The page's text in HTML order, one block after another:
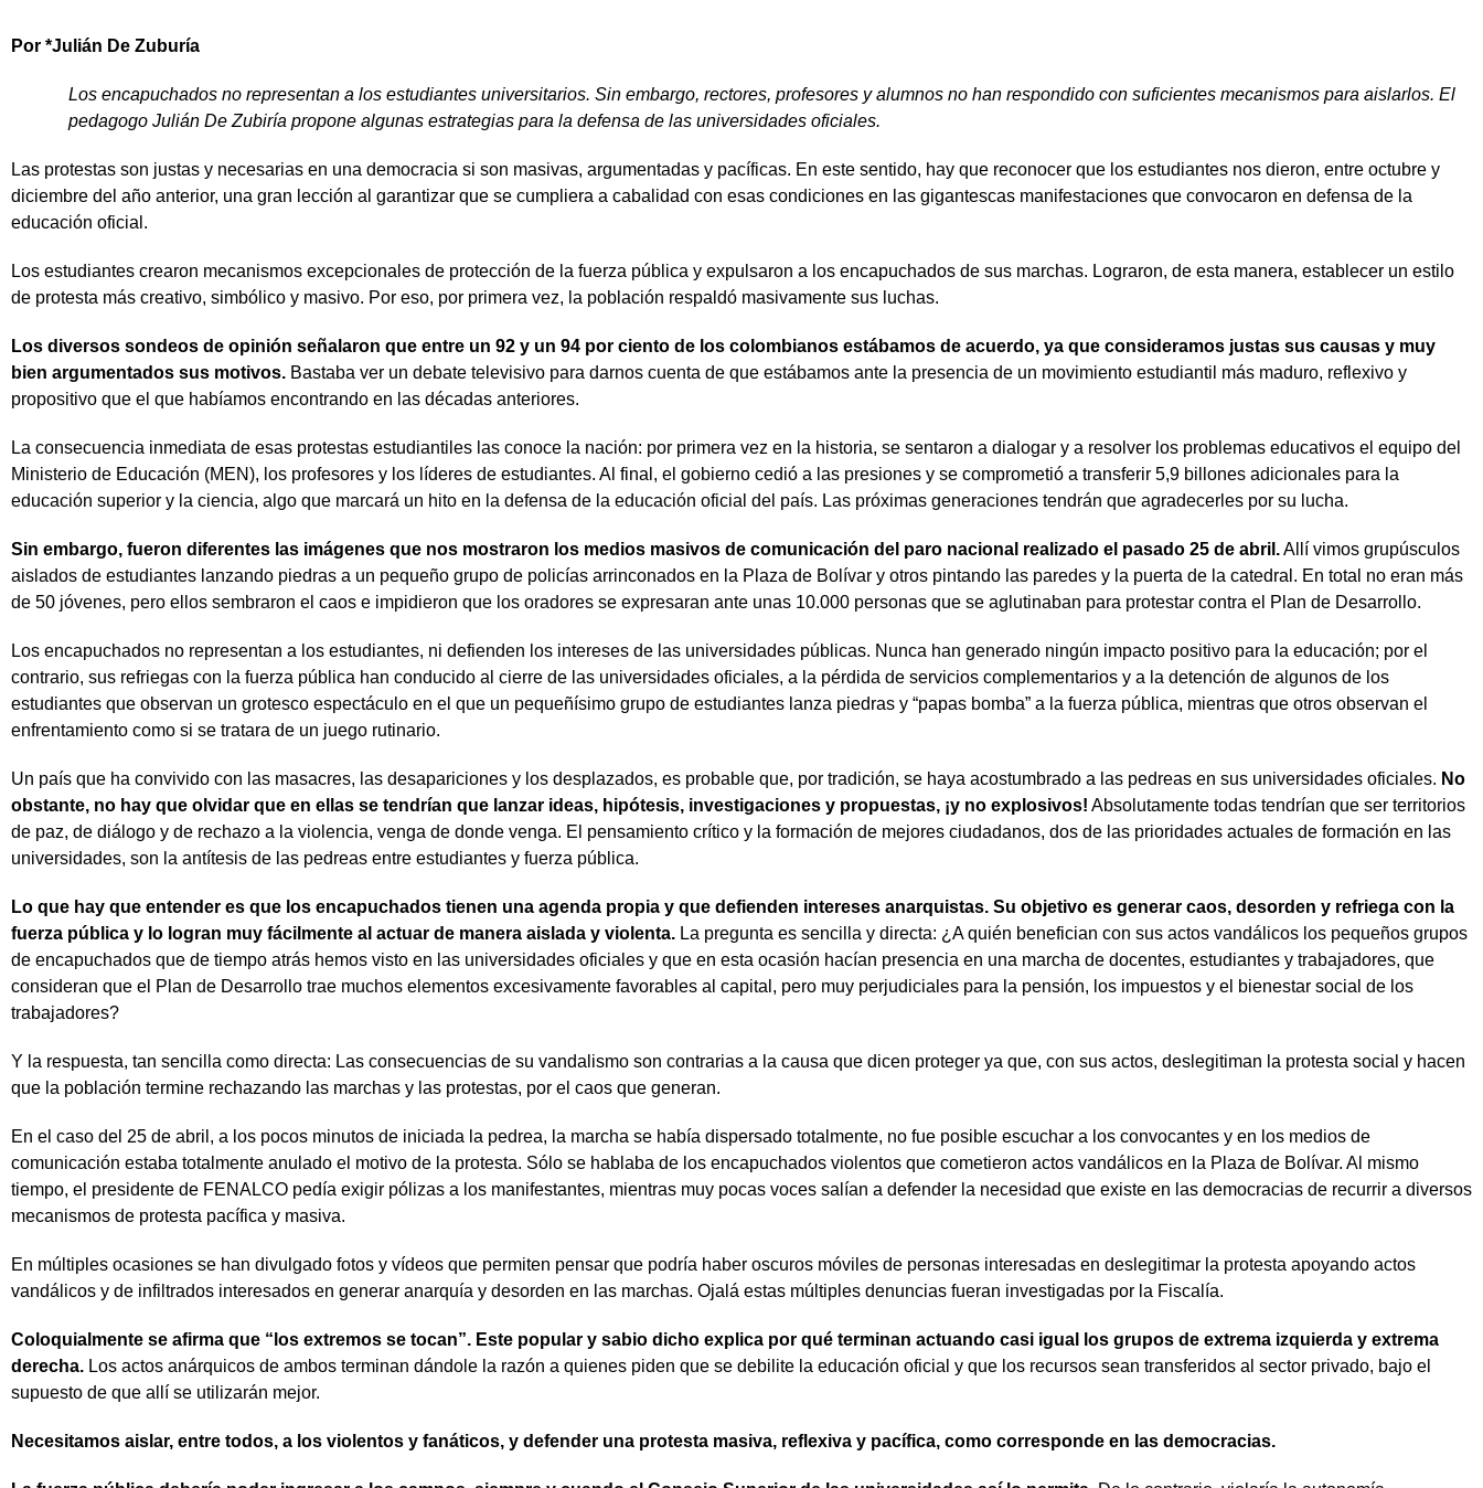
navegación
Por *Julián De Zuburía
Los encapuchados no representan a los estudiantes universitarios. Sin embargo, rectores, profesores y alumnos no han respondido con suficientes mecanismos para aislarlos. El
pedagogo Julián De Zubiría propone algunas estrategias para la defensa de las universidades oficiales.
Las protestas son justas y necesarias en una democracia si son masivas, argumentadas y pacíficas. En este sentido, hay que reconocer que los estudiantes nos dieron, entre octubre y
diciembre del año anterior, una gran lección al garantizar que se cumpliera a cabalidad con esas condiciones en las gigantescas manifestaciones que convocaron en defensa de la
educación oficial.
Los estudiantes crearon mecanismos excepcionales de protección de la fuerza pública y expulsaron a los encapuchados de sus marchas. Lograron, de esta manera, establecer un estilo
de protesta más creativo, simbólico y masivo. Por eso, por primera vez, la población respaldó masivamente sus luchas.
Los diversos sondeos de opinión señalaron que entre un 92 y un 94 por ciento de los colombianos estábamos de acuerdo, ya que consideramos justas sus causas y muy
bien argumentados sus motivos. Bastaba ver un debate televisivo para darnos cuenta de que estábamos ante la presencia de un movimiento estudiantil más maduro, reflexivo y
propositivo que el que habíamos encontrando en las décadas anteriores.
La consecuencia inmediata de esas protestas estudiantiles las conoce la nación: por primera vez en la historia, se sentaron a dialogar y a resolver los problemas educativos el equipo del
Ministerio de Educación (MEN), los profesores y los líderes de estudiantes. Al final, el gobierno cedió a las presiones y se comprometió a transferir 5,9 billones adicionales para la
educación superior y la ciencia, algo que marcará un hito en la defensa de la educación oficial del país. Las próximas generaciones tendrán que agradecerles por su lucha.
Sin embargo, fueron diferentes las imágenes que nos mostraron los medios masivos de comunicación del paro nacional realizado el pasado 25 de abril.Allí vimos grupúsculos
aislados de estudiantes lanzando piedras a un pequeño grupo de policías arrinconados en la Plaza de Bolívar y otros pintando las paredes y la puerta de la catedral. En total no eran más
de 50 jóvenes, pero ellos sembraron el caos e impidieron que los oradores se expresaran ante unas 10.000 personas que se aglutinaban para protestar contra el Plan de Desarrollo.
Los encapuchados no representan a los estudiantes, ni defienden los intereses de las universidades públicas. Nunca han generado ningún impacto positivo para la educación; por el
contrario, sus refriegas con la fuerza pública han conducido al cierre de las universidades oficiales, a la pérdida de servicios complementarios y a la detención de algunos de los
estudiantes que observan un grotesco espectáculo en el que un pequeñísimo grupo de estudiantes lanza piedras y “papas bomba” a la fuerza pública, mientras que otros observan el
enfrentamiento como si se tratara de un juego rutinario.
Un país que ha convivido con las masacres, las desapariciones y los desplazados, es probable que, por tradición, se haya acostumbrado a las pedreas en sus universidades oficiales. No
obstante, no hay que olvidar que en ellas se tendrían que lanzar ideas, hipótesis, investigaciones y propuestas, ¡y no explosivos! Absolutamente todas tendrían que ser territorios
de paz, de diálogo y de rechazo a la violencia, venga de donde venga. El pensamiento crítico y la formación de mejores ciudadanos, dos de las prioridades actuales de formación en las
universidades, son la antítesis de las pedreas entre estudiantes y fuerza pública.
Lo que hay que entender es que los encapuchados tienen una agenda propia y que defienden intereses anarquistas. Su objetivo es generar caos, desorden y refriega con la
fuerza pública y lo logran muy fácilmente al actuar de manera aislada y violenta. La pregunta es sencilla y directa: ¿A quién benefician con sus actos vandálicos los pequeños grupos
de encapuchados que de tiempo atrás hemos visto en las universidades oficiales y que en esta ocasión hacían presencia en una marcha de docentes, estudiantes y trabajadores, que
consideran que el Plan de Desarrollo trae muchos elementos excesivamente favorables al capital, pero muy perjudiciales para la pensión, los impuestos y el bienestar social de los
trabajadores?
Y la respuesta, tan sencilla como directa: Las consecuencias de su vandalismo son contrarias a la causa que dicen proteger ya que, con sus actos, deslegitiman la protesta social y hacen
que la población termine rechazando las marchas y las protestas, por el caos que generan.
En el caso del 25 de abril, a los pocos minutos de iniciada la pedrea, la marcha se había dispersado totalmente, no fue posible escuchar a los convocantes y en los medios de
comunicación estaba totalmente anulado el motivo de la protesta. Sólo se hablaba de los encapuchados violentos que cometieron actos vandálicos en la Plaza de Bolívar. Al mismo
tiempo, el presidente de FENALCO pedía exigir pólizas a los manifestantes, mientras muy pocas voces salían a defender la necesidad que existe en las democracias de recurrir a diversos
mecanismos de protesta pacífica y masiva.
En múltiples ocasiones se han divulgado fotos y vídeos que permiten pensar que podría haber oscuros móviles de personas interesadas en deslegitimar la protesta apoyando actos
vandálicos y de infiltrados interesados en generar anarquía y desorden en las marchas. Ojalá estas múltiples denuncias fueran investigadas por la Fiscalía.
Coloquialmente se afirma que “los extremos se tocan”. Este popular y sabio dicho explica por qué terminan actuando casi igual los grupos de extrema izquierda y extrema
derecha. Los actos anárquicos de ambos terminan dándole la razón a quienes piden que se debilite la educación oficial y que los recursos sean transferidos al sector privado, bajo el
supuesto de que allí se utilizarán mejor.
Necesitamos aislar, entre todos, a los violentos y fanáticos, y defender una protesta masiva, reflexiva y pacífica, como corresponde en las democracias.